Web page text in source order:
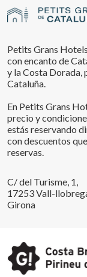
Petits Grans
con encanto de
y la Costa Dorada,
Cataluña.
En Petits Grans
precio y
estás reservando
con descuentos
reservas.
C/ del Turisme, 1,
17253 Vall-
Girona